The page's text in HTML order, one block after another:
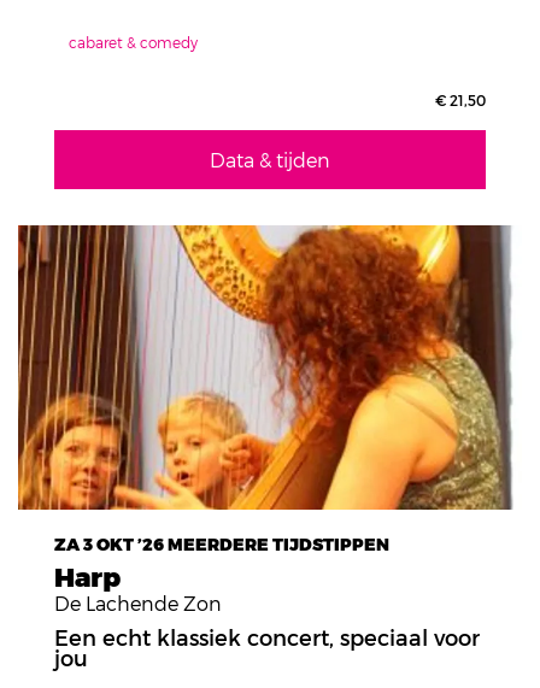
cabaret & comedy
€ 21,50
Data & tijden
Harp
De Lachende Zon
ZA 3 OKT ’26MEERDERE TIJDSTIPPEN
Een echt klassiek concert, speciaal voor
jou